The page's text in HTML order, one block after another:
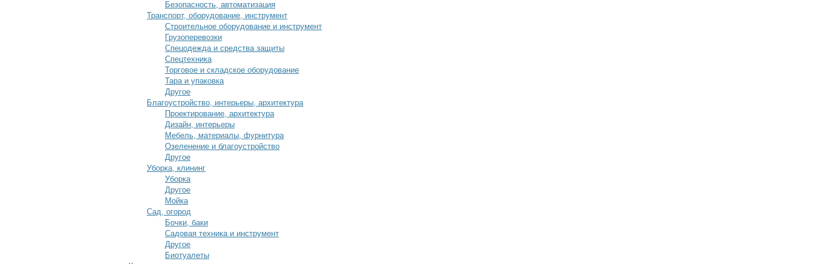
Безопасность, автоматизация
Транспорт, оборудование, инструмент
Строительное оборудование и инструмент
Грузоперевозки
Спецодежда и средства защиты
Спецтехника
Торговое и складское оборудование
Тара и упаковка
Другое
Благоустройство, интерьеры, архитектура
Проектирование, архитектура
Дизайн, интерьеры
Мебель, материалы, фурнитура
Озеленение и благоустройство
Другое
Уборка, клининг
Уборка
Другое
Мойка
Сад, огород
Бочки, баки
Садовая техника и инструмент
Другое
Биотуалеты